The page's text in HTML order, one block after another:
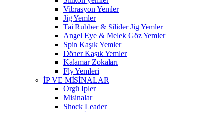
Vibrasyon Yemler
Jig Yemler
Tai Rubber & Silider Jig Yemler
Angel Eye & Melek Göz Yemler
Spin Kaşık Yemler
Döner Kaşık Yemler
Kalamar Zokaları
Fly Yemleri
İP VE MİSİNALAR
Örgü İpler
Misinalar
Shock Leader